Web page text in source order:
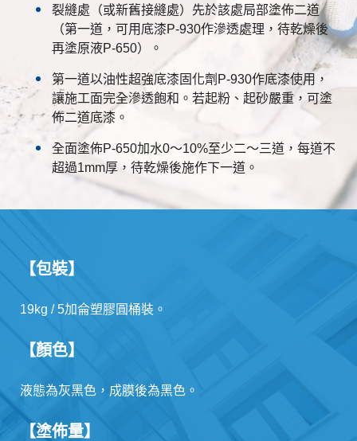
裂縫處（或新舊接縫處）先於該處局部塗佈二道
（第一道，可用底漆P-930作滲透處理，待乾燥後
再塗原液P-650）。
第一道以油性超強底漆固化劑P-930作底漆使用，
讓施工面完全滲透飽和。若起粉、起砂嚴重，可塗
佈二道底漆。
全面塗佈P-650加水0～10%至少二～三道，每道不
超過1mm厚，待乾燥後施作下一道。
【包裝】
19kg / 5加侖塑膠圓桶裝。
【顏色】
液態為灰黑色，成膜後為黑色。
【塗佈量】